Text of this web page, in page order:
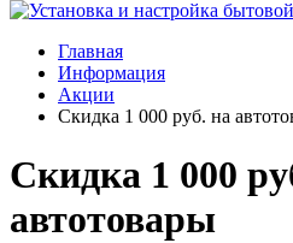
Главная
Информация
Акции
Скидка 1 000 руб. на
Скидка 1 000
автотовары